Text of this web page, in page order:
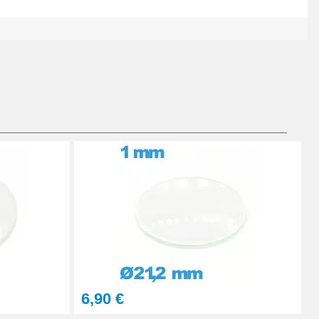
Ajouter au panier
6,90 €